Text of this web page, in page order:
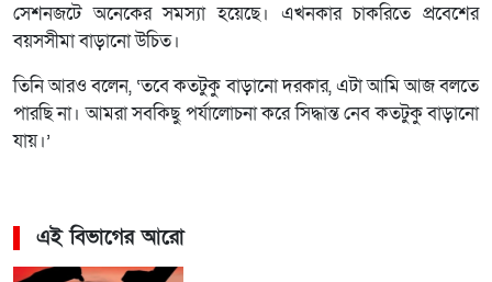
সেশনজটে অনেকের সমস্যা হয়েছে। এখনকার চাকরিতে প্রবেশের
বয়সসীমা বাড়ানো উচিত।
তিনি আরও বলেন, ‘তবে কতটুকু বাড়ানো দরকার, এটা আমি আজ বলতে
পারছি না। আমরা সবকিছু পর্যালোচনা করে সিদ্ধান্ত নেব কতটুকু বাড়ানো
যায়।’
এই বিভাগের আরো